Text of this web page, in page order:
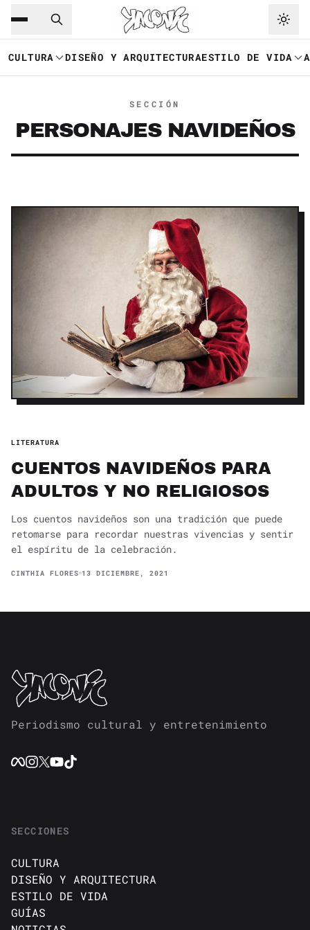
Saltar al contenido principal
CULTURA DISEÑO Y ARQUITECTURAESTILO DE VIDA
SECCIÓN
PERSONAJES NAVIDEÑOS
LITERATURA
CUENTOS NAVIDEÑOS PARA
ADULTOS Y NO RELIGIOSOS
Los cuentos navideños son una tradición que puede
retomarse para recordar nuestras vivencias y sentir
el espíritu de la celebración.
CINTHIA FLORES 13 DICIEMBRE, 2021
Periodismo cultural y entretenimiento
SECCIONES
CULTURA
DISEÑO Y ARQUITECTURA
ESTILO DE VIDA
GUÍAS